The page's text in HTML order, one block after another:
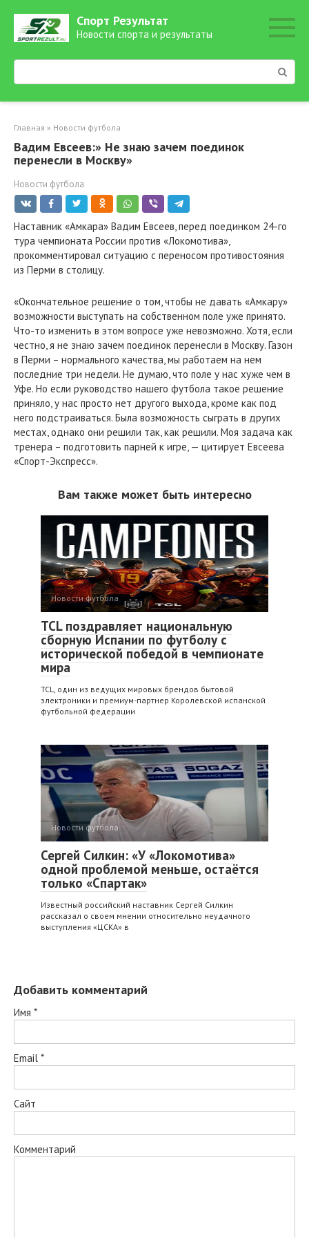
контенту
Спорт Результат
Новости спорта и результаты
Поиск:
Главная » Новости футбола
Вадим Евсеев:» Не знаю зачем поединок
перенесли в Москву»
Новости футбола
Наставник «Амкара» Вадим Евсеев, перед поединком 24-го
тура чемпионата России против «Локомотива»,
прокомментировал ситуацию с переносом противостояния
из Перми в столицу.
«Окончательное решение о том, чтобы не давать «Амкару»
возможности выступать на собственном поле уже принято.
Что-то изменить в этом вопросе уже невозможно. Хотя, если
честно, я не знаю зачем поединок перенесли в Москву. Газон
в Перми – нормального качества, мы работаем на нем
последние три недели. Не думаю, что поле у нас хуже чем в
Уфе. Но если руководство нашего футбола такое решение
приняло, у нас просто нет другого выхода, кроме как под
него подстраиваться. Была возможность сыграть в других
местах, однако они решили так, как решили. Моя задача как
тренера – подготовить парней к игре, — цитирует Евсеева
«Спорт-Экспресс».
Вам также может быть интересно
Новости футбола
TCL поздравляет национальную
сборную Испании по футболу с
исторической победой в чемпионате
мира
TCL, один из ведущих мировых брендов бытовой
электроники и премиум-партнер Королевской испанской
футбольной федерации
Новости футбола
Сергей Силкин: «У «Локомотива»
одной проблемой меньше, остаётся
только «Спартак»
Известный российский наставник Сергей Силкин
рассказал о своем мнении относительно неудачного
выступления «ЦСКА» в
Добавить комментарий
Имя *
Email *
Сайт
Комментарий